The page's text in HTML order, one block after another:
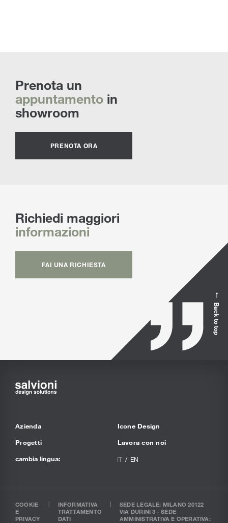
Prenota un
appuntamento in
showroom
PRENOTA ORA
Richiedi maggiori
informazioni
FAI UNA RICHIESTA
Back to top
Azienda
Progetti
Icone Design
Lavora con noi
cambia lingua:
IT EN
COOKIE
E
PRIVACY
INFORMATIVA
TRATTAMENTO
DATI
SEDE LEGALE: MILANO 20122
VIA DURINI 3 - SEDE
AMMINISTRATIVA E OPERATIVA: